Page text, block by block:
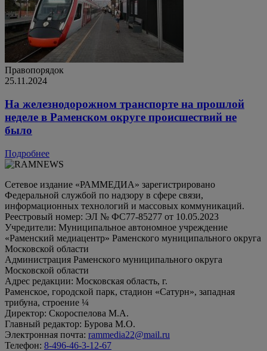
Правопорядок
25.11.2024
На железнодорожном транспорте на прошлой
неделе в Раменском округе происшествий не
было
Подробнее
Сетевое издание «РАММЕДИА» зарегистрировано
Федеральной службой по надзору в сфере связи,
информационных технологий и массовых коммуникаций.
Реестровый номер: ЭЛ № ФС77-85277 от 10.05.2023
Учредители: Муниципальное автономное учреждение
«Раменский медиацентр» Раменского муниципального округа
Московской области
Администрация Раменского муниципального округа
Московской области
Адрес редакции: Московская область, г.
Раменское, городской парк, стадион «Сатурн», западная
трибуна, строение ¼
Директор: Скороспелова М.А.
Главный редактор: Бурова М.О.
Электронная почта: rammedia22@mail.ru
Телефон: 8-496-46-3-12-67